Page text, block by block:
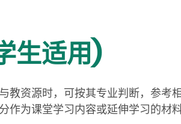
生适用)
教资源时，可按其专业判断，参
为课堂学习内容或延伸学习的材